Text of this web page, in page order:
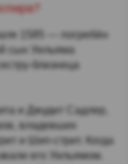
1585 — погребён
сын Уильяма
близнеца
и Джудит Садлер,
владевших
и Шип-стрит. Когда
его Уильямом.